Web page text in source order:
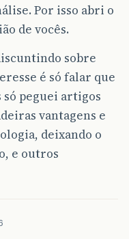
Por isso abri o
de vocês.
sobre
é só falar que
só peguei artigos
vantagens e
deixando o
e outros